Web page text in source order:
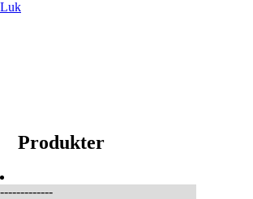
Luk
Produkter
-------------